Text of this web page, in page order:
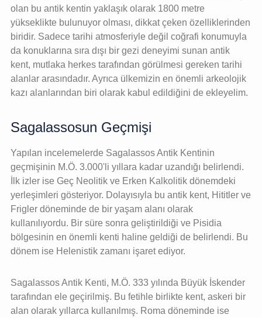
olan bu antik kentin yaklaşık olarak 1800 metre
yükseklikte bulunuyor olması, dikkat çeken özelliklerinden
biridir. Sadece tarihi atmosferiyle değil coğrafi konumuyla
da konuklarına sıra dışı bir gezi deneyimi sunan antik
kent, mutlaka herkes tarafından görülmesi gereken tarihi
alanlar arasındadır. Ayrıca ülkemizin en önemli arkeolojik
kazı alanlarından biri olarak kabul edildiğini de ekleyelim.
Sagalassosun Geçmişi
Yapılan incelemelerde Sagalassos Antik Kentinin
geçmişinin M.Ö. 3.000'li yıllara kadar uzandığı belirlendi.
İlk izler ise Geç Neolitik ve Erken Kalkolitik dönemdeki
yerleşimleri gösteriyor. Dolayısıyla bu antik kent, Hititler ve
Frigler döneminde de bir yaşam alanı olarak
kullanılıyordu. Bir süre sonra geliştirildiği ve Pisidia
bölgesinin en önemli kenti haline geldiği de belirlendi. Bu
dönem ise Helenistik zamanı işaret ediyor.
Sagalassos Antik Kenti, M.Ö. 333 yılında Büyük İskender
tarafından ele geçirilmiş. Bu fetihle birlikte kent, askeri bir
alan olarak yıllarca kullanılmış. Roma döneminde ise